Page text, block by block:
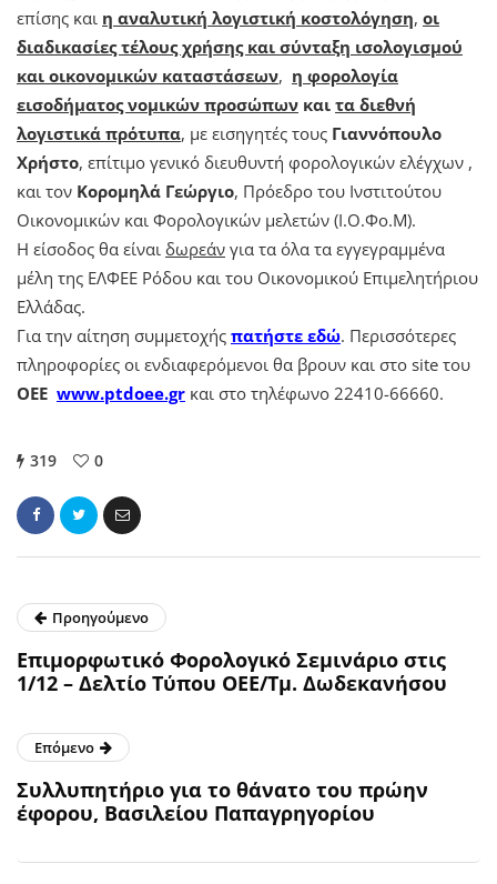
επίσης και η αναλυτική λογιστική κοστολόγηση, οι
διαδικασίες τέλους χρήσης και σύνταξη ισολογισμού
και οικονομικών καταστάσεων, η φορολογία
εισοδήματος νομικών προσώπων και τα διεθνή
λογιστικά πρότυπα, με εισηγητές τους Γιαννόπουλο
Χρήστο, επίτιμο γενικό διευθυντή φορολογικών ελέγχων ,
και τον Κορομηλά Γεώργιο, Πρόεδρο του Ινστιτούτου
Οικονομικών και Φορολογικών μελετών (Ι.Ο.Φο.Μ).
Η είσοδος θα είναι δωρεάν για τα όλα τα εγγεγραμμένα
μέλη της ΕΛΦΕΕ Ρόδου και του Οικονομικού Επιμελητήριου
Ελλάδας.
Για την αίτηση συμμετοχής πατήστε εδώ. Περισσότερες
πληροφορίες οι ενδιαφερόμενοι θα βρουν και στο site του
ΟΕΕ www.ptdoee.gr και στο τηλέφωνο 22410-66660.
319 0
Προηγούμενο
Επιμορφωτικό Φορολογικό Σεμινάριο στις
1/12 – Δελτίο Τύπου ΟΕΕ/Τμ. Δωδεκανήσου
Επόμενο
Συλλυπητήριο για το θάνατο του πρώην
έφορου, Βασιλείου Παπαγρηγορίου